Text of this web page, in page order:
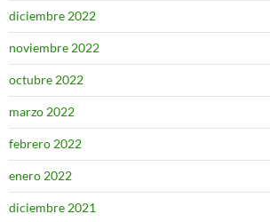
diciembre 2022
noviembre 2022
octubre 2022
marzo 2022
febrero 2022
enero 2022
diciembre 2021